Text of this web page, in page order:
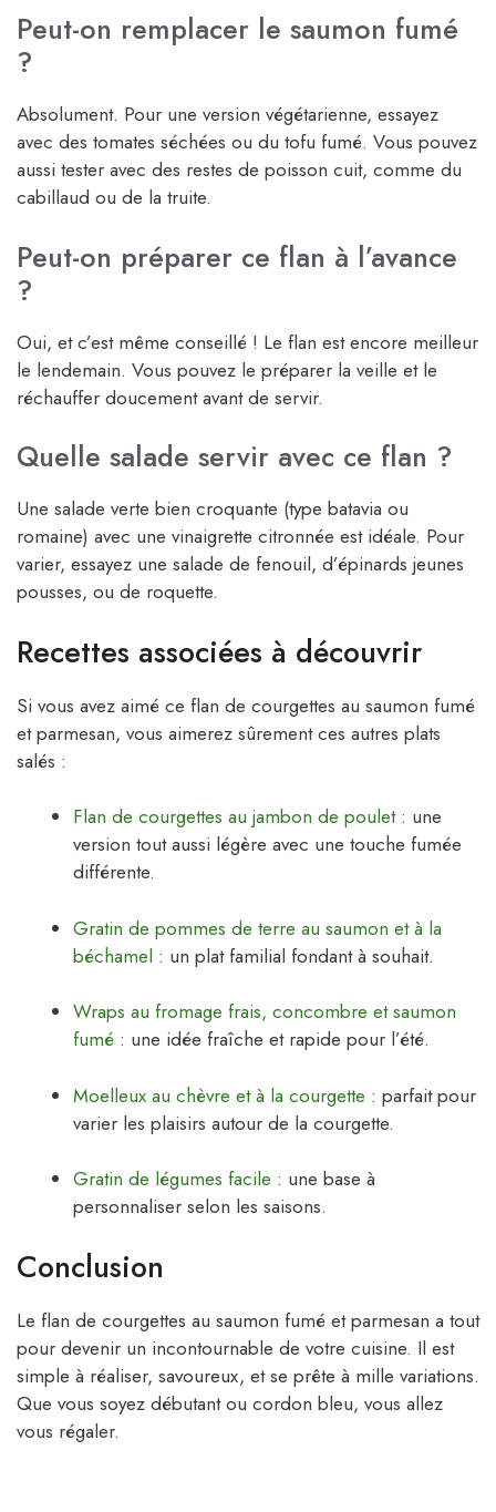
Peut-on remplacer le saumon fumé
?
Absolument. Pour une version végétarienne, essayez
avec des tomates séchées ou du tofu fumé. Vous pouvez
aussi tester avec des restes de poisson cuit, comme du
cabillaud ou de la truite.
Peut-on préparer ce flan à l’avance
?
Oui, et c’est même conseillé ! Le flan est encore meilleur
le lendemain. Vous pouvez le préparer la veille et le
réchauffer doucement avant de servir.
Quelle salade servir avec ce flan ?
Une salade verte bien croquante (type batavia ou
romaine) avec une vinaigrette citronnée est idéale. Pour
varier, essayez une salade de fenouil, d’épinards jeunes
pousses, ou de roquette.
Recettes associées à découvrir
Si vous avez aimé ce flan de courgettes au saumon fumé
et parmesan, vous aimerez sûrement ces autres plats
salés :
Flan de courgettes au jambon de poulet: une
version tout aussi légère avec une touche fumée
différente.
Gratin de pommes de terre au saumon et à la
béchamel : un plat familial fondant à souhait.
Wraps au fromage frais, concombre et saumon
fumé : une idée fraîche et rapide pour l’été.
Moelleux au chèvre et à la courgette : parfait pour
varier les plaisirs autour de la courgette.
Gratin de légumes facile : une base à
personnaliser selon les saisons.
Conclusion
Le flan de courgettes au saumon fumé et parmesan a tout
pour devenir un incontournable de votre cuisine. Il est
simple à réaliser, savoureux, et se prête à mille variations.
Que vous soyez débutant ou cordon bleu, vous allez
vous régaler.